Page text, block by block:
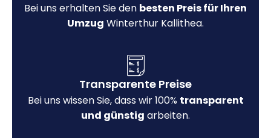
Bei uns erhalten Sie den besten Preis für Ihren
Umzug Winterthur Kallithea.
Transparente Preise
Bei uns wissen Sie, dass wir 100% transparent
und günstig arbeiten.